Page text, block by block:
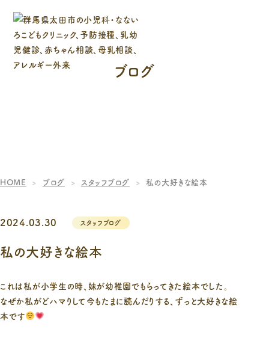
ブログ
HOME ブログ スタッフブログ 私の大好きな絵本
2024.03.30 スタッフブログ
私の大好きな絵本
これは私が小学生の時、妹が幼稚園でもらってきた絵本でした。
なぜか私がどハマりして今もたまに読んだりする、ずっと大好きな絵
本です